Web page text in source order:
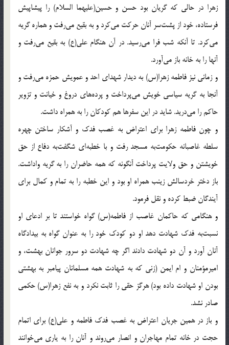
زهرا در حالى كه گريان بود حسن و حسين(عليهما السلام) را پيشاپيش
فرستاده، خود از پشت‌سر آنان حركت مى‌كرد و به بقيع مى‌رفت و هماره گريه
مى‌كرد. تا آنكه شب فرا مى‌رسيد. در آن هنگام على(ع) به بقيع مى‌رفت و
آنها را به خانه باز مى‌آورد.
و زمانى نيز فاطمه زهرا(س) به ديدار شهداى احد و عمويش حمزه مى‌رفت و
آنجا به گريه سياسى خويش مى‌پرداخت و پرده‌هاى دروغ و خيانت و تزوير
حاكم را مى‌دريد. شايد در اين سفرها هم كودكان را به همراه داشت.
و چون فاطمه زهرا براى اعتراض به غصب فدك و آشكار ساختن چهره
سلطه غاصبانه حكومت‌به مسجد رفت و با خطبه‌اى شگفت‌به دفاع از حق
خويشتن و حق ولايت پرداخت آنگونه كه همه حاضران را به گريه واداشت.
باز دختر خردسالش زينب همراه او بود و اين خطبه را به تمام و كمال براى
آيندگان ضبط كرده و نقل فرمود.
و هنگامى كه حاكمان غاصب از فاطمه(س) گواه خواستند تا بر ادعاى او
نسبت‌به فدك شهادت دهد او دو كودك خود را به عنوان گواه به بيدادگاه
آنان آورد و آن دو شهادت دادند اگر چه شهادت دو سرور جوانان بهشت، و
اميرمؤمنان و ام ايمن (زنى كه به شهادت همه مسلمانان پيامبر به بهشتى
بودن او شهادت داده بود) هرگز حقى را ثابت نكرد و به نفع زهرا(س) حكمى
صادر نشد.
و باز در همين جريان اعتراض به غصب فدك فاطمه و على(ع) براى اتمام
حجت در خانه تمام مهاجران و انصار مى‌روند و آنان را به يارى مى‌خوانند